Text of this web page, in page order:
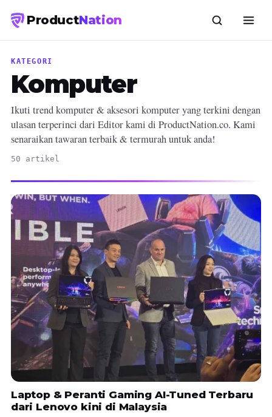
ProductNation
KATEGORI
Komputer
Ikuti trend komputer & aksesori komputer yang terkini dengan
ulasan terperinci dari Editor kami di ProductNation.co. Kami
senaraikan tawaran terbaik & termurah untuk anda!
50 artikel
Laptop & Peranti Gaming AI-Tuned Terbaru
dari Lenovo kini di Malaysia